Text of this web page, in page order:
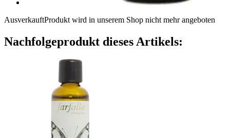
AusverkauftProdukt wird in unserem Shop nicht mehr angeboten
Nachfolgeprodukt dieses Artikels: